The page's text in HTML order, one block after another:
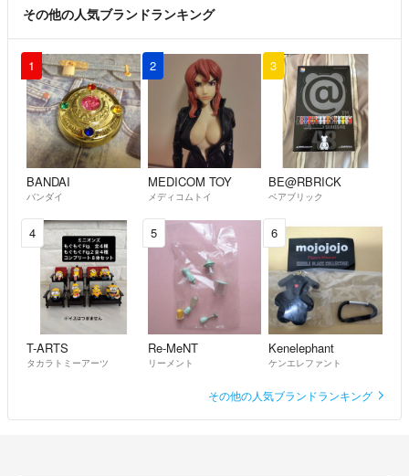
すいません。
出品したばかりなので、当分この価格で様子を見させて下さい。
出品者 kemuoka- 約5年前
24万できますか。
chen yuhsiang- 約5年前
その他の人気ブランドランキング
1
BANDAI
バンダイ
2
MEDICOM TOY
メディコムトイ
3
BE@RBRICK
ベアブリック
4
T-ARTS
タカラトミーアーツ
5
Re-MeNT
リーメント
6
Kenelephant
ケンエレファント
その他の人気ブランドランキング